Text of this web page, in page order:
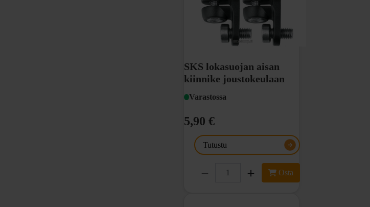
SKS lokasuojan aisan
kiinnike joustokeulaan
Varastossa
5,90 €
Tutustu
Osta